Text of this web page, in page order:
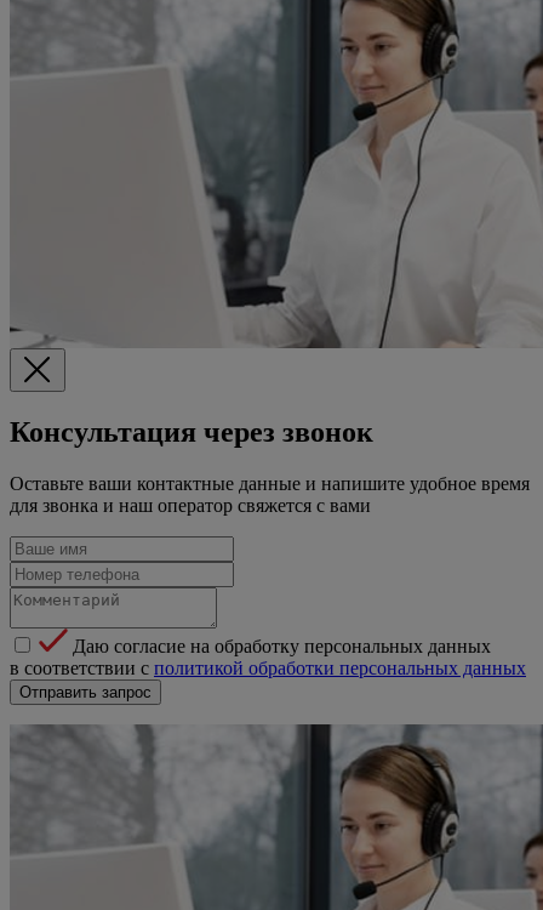
Консультация через звонок
Оставьте ваши контактные данные и напишите удобное время
для звонка и наш оператор свяжется с вами
Даю согласие на обработку персональных данных
в соответствии с политикой обработки персональных данных
Отправить запрос